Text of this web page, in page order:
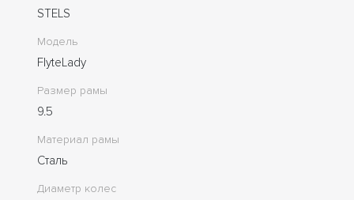
STELS
Модель
FlyteLady
Размер рамы
9.5
Материал рамы
Сталь
Диаметр колес